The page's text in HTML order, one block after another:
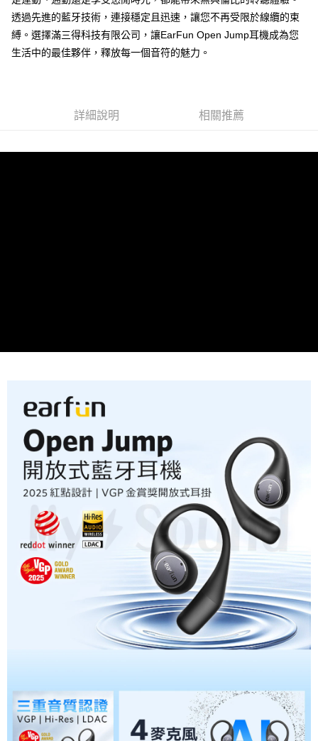
透過先進的藍牙技術，連接穩定且迅速，讓您不再受限於線纜的束
縛。選擇滿三得科技有限公司，讓EarFun Open Jump耳機成為您
生活中的最佳夥伴，釋放每一個音符的魅力。
詳細說明 相關推薦